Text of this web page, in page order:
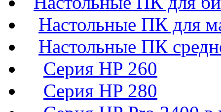
Настольные ПК для
Настольные ПК
Серия HP 260
Серия HP 280